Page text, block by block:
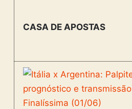
CASA DE APOSTAS